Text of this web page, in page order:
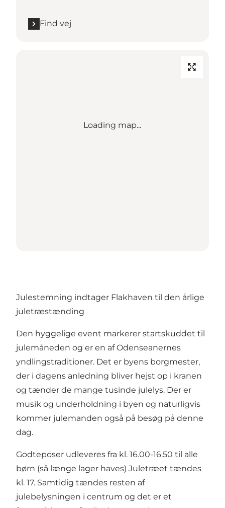
Find vej
Loading map...
Julestemning indtager Flakhaven til den årlige
juletræstænding
Den hyggelige event markerer startskuddet til
julemåneden og er en af Odenseanernes
yndlingstraditioner. Det er byens borgmester,
der i dagens anledning bliver hejst op i kranen
og tænder de mange tusinde julelys. Der er
musik og underholdning i byen og naturligvis
kommer julemanden også på besøg på denne
dag.
Godteposer udleveres fra kl. 16.00-16.50 til alle
børn (så længe lager haves) Juletræet tændes
kl. 17. Samtidig tændes resten af
julebelysningen i centrum og det er et